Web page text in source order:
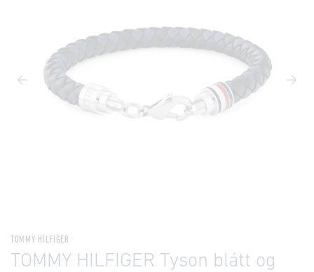
TOMMY HILFIGER
TOMMY HILFIGER Tyson blátt og